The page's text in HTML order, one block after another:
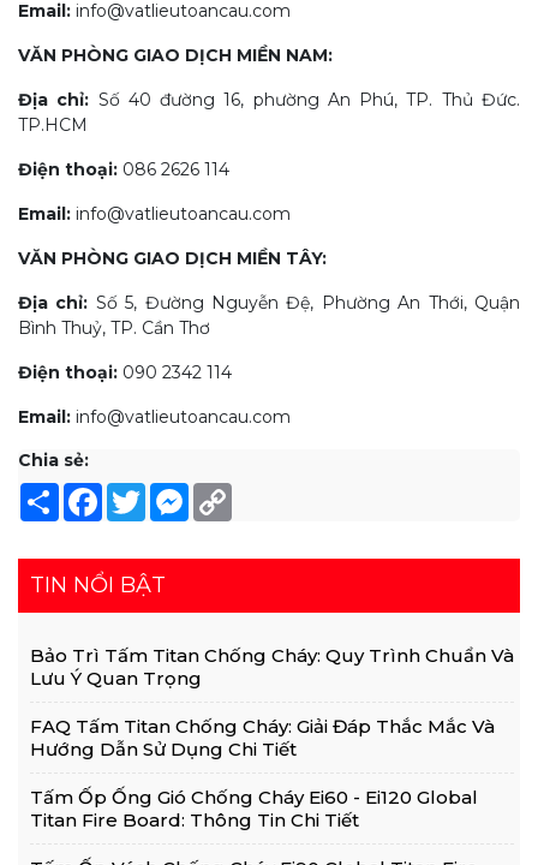
Email: info@vatlieutoancau.com
VĂN PHÒNG GIAO DỊCH MIỀN NAM:
Địa chỉ: Số 40 đường 16, phường An Phú, TP. Thủ Đức.
TP.HCM
Điện thoại: 086 2626 114
Email: info@vatlieutoancau.com
VĂN PHÒNG GIAO DỊCH MIỀN TÂY:
Địa chỉ: Số 5, Đường Nguyễn Đệ, Phường An Thới, Quận
Bình Thuỷ, TP. Cần Thơ
Điện thoại: 090 2342 114
Email: info@vatlieutoancau.com
Chia sẻ:
Share Facebook
TwitterMessenger
TIN NỔI BẬT
Bảo Trì Tấm Titan Chống Cháy: Quy Trình Chuẩn Và
Lưu Ý Quan Trọng
FAQ Tấm Titan Chống Cháy: Giải Đáp Thắc Mắc Và
Hướng Dẫn Sử Dụng Chi Tiết
Tấm Ốp Ống Gió Chống Cháy Ei60 - Ei120 Global
Titan Fire Board: Thông Tin Chi Tiết